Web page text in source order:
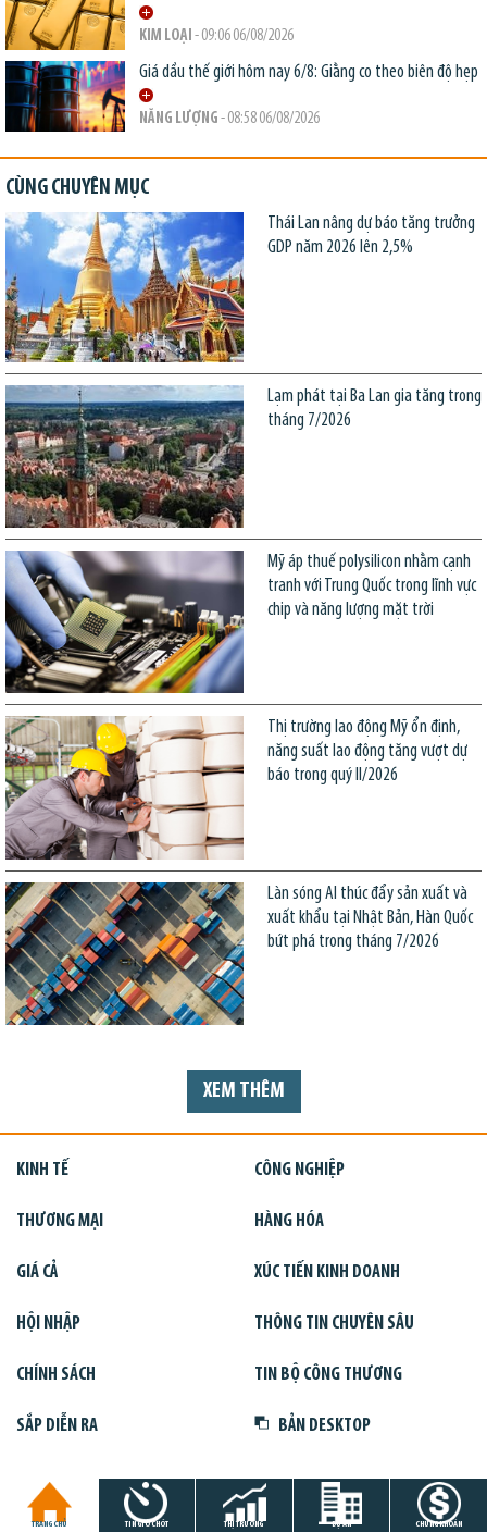
KIM LOẠI - 09:06 06/08/2026
Giá dầu thế giới hôm nay 6/8: Giằng co theo biên độ hẹp
NĂNG LƯỢNG - 08:58 06/08/2026
CÙNG CHUYÊN MỤC
Thái Lan nâng dự báo tăng trưởng
GDP năm 2026 lên 2,5%
Lạm phát tại Ba Lan gia tăng trong
tháng 7/2026
Mỹ áp thuế polysilicon nhằm cạnh
tranh với Trung Quốc trong lĩnh vực
chip và năng lượng mặt trời
Thị trường lao động Mỹ ổn định,
năng suất lao động tăng vượt dự
báo trong quý II/2026
Làn sóng AI thúc đẩy sản xuất và
xuất khẩu tại Nhật Bản, Hàn Quốc
bứt phá trong tháng 7/2026
XEM THÊM
KINH TẾ CÔNG NGHIỆP
THƯƠNG MẠI HÀNG HÓA
GIÁ CẢ XÚC TIẾN KINH DOANH
HỘI NHẬP THÔNG TIN CHUYÊN SÂU
CHÍNH SÁCH TIN BỘ CÔNG THƯƠNG
SẮP DIỄN RA BẢN DESKTOP
TRANG CHỦ TIN GIỜ CHÓT THỊ TRƯỜNG DỰ ÁN CHỨNG KHOÁN